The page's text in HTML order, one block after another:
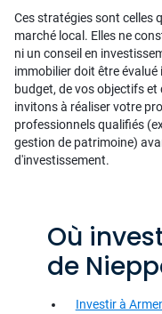
Ces stratégies sont celles
marché local. Elles ne
ni un conseil en
immobilier doit être
budget, de vos objectifs
invitons à réaliser votre
professionnels qualifiés
gestion de patrimoine)
d'investissement.
Où
de
Investir à